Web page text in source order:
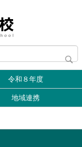
令和８年度
地域連携